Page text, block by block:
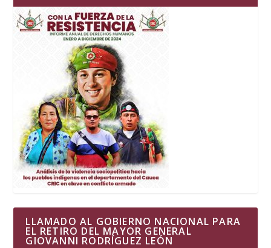
LLAMADO AL GOBIERNO NACIONAL PARA
EL RETIRO DEL MAYOR GENERAL
GIOVANNI RODRÍGUEZ LEÓN